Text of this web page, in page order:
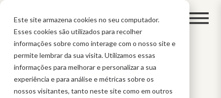
Este site armazena cookies no seu computador.
Esses cookies são utilizados para recolher
informações sobre como interage com o nosso site e
permite lembrar da sua visita. Utilizamos essas
informações para melhorar e personalizar a sua
experiência e para análise e métricas sobre os
nossos visitantes, tanto neste site como em outros
BLOG